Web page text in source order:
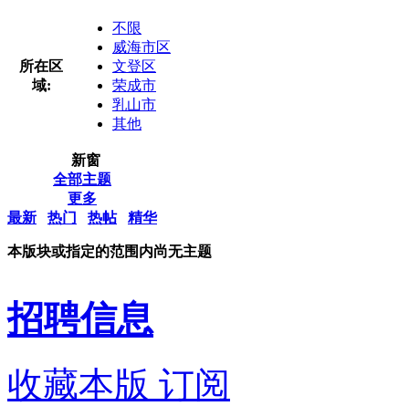
所在区
域:
不限
威海市区
文登区
荣成市
乳山市
其他
新窗
全部主题
更多
最新
热门 热帖 精华
本版块或指定的范围内尚无主题
招聘信息
收藏本版 订阅